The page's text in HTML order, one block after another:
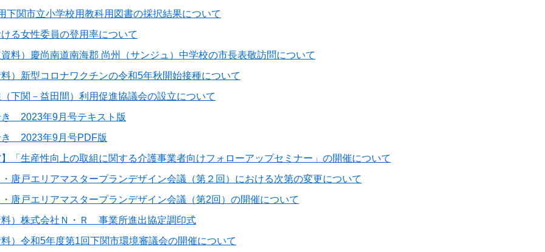
下関市立小学校用教科用図書の採択結果について
る女性委員の登用率について
資料）慶尚南道南海郡 尚州（サンジュ）中学校の市長表敬訪問について
料）新型コロナワクチンの令和5年秋開始接種について
（下関－益田間）利用促進協議会の設立について
き 2023年9月号テキスト版
き 2023年9月号PDF版
】「生産性向上の取組に関する介護事業者向けフォローアップセミナー」の開催について
唐戸エリアマスタープランデザイン会議（第２回）における次第の変更について
唐戸エリアマスタープランデザイン会議（第2回）の開催について
料）株式会社Ｎ・Ｒ 事業所進出協定調印式
料）令和5年度第1回下関市環境審議会の開催について